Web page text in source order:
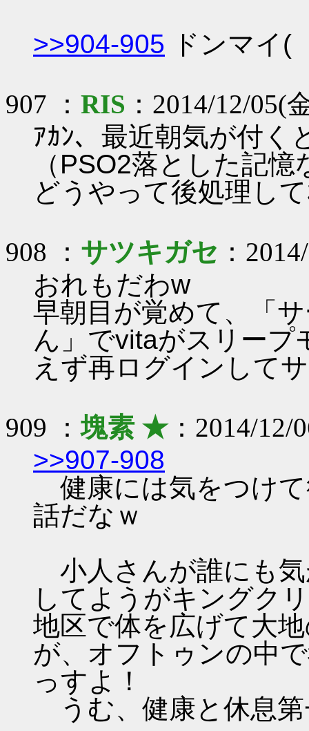
>>904-905 ドンマイ(
907 ： RIS ：2014/12/05(
ｱｶﾝ、最近朝気が付く
（PSO2落とした記
どうやって後処理し
908 ： サツキガセ ：
おれもだわw
早朝目が覚めて、「
ん」でvitaがスリー
えず再ログインして
909 ：塊素 ★：2014/12/
>>907-908
健康には気をつけ
話だなｗ
小人さんが誰にも
してようがキングク
地区で体を広げて大
が、オフトゥンの中
っすよ！
うむ、健康と休息第